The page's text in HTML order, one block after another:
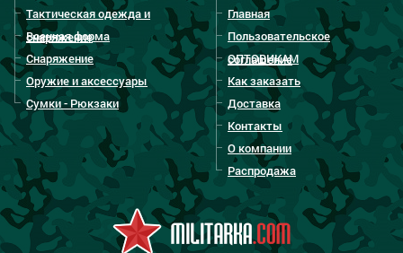
Тактическая одежда и
снаряжение
Военная форма
Снаряжение
Оружие и аксессуары
Сумки - Рюкзаки
Главная
Пользовательское
соглашение
ОПТОВИКАМ
Как заказать
Доставка
Контакты
О компании
Распродажа